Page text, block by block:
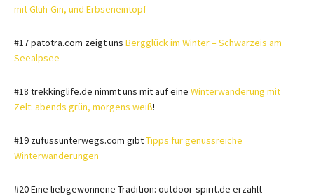
mit Glüh-Gin, und Erbseneintopf
#17 patotra.com zeigt uns Bergglück im Winter – Schwarzeis am
Seealpsee
#18 trekkinglife.de nimmt uns mit auf eine Winterwanderung mit
Zelt: abends grün, morgens weiß!
#19 zufussunterwegs.com gibtTipps für genussreiche
Winterwanderungen
#20 Eine liebgewonnene Tradition: outdoor-spirit.de erzählt